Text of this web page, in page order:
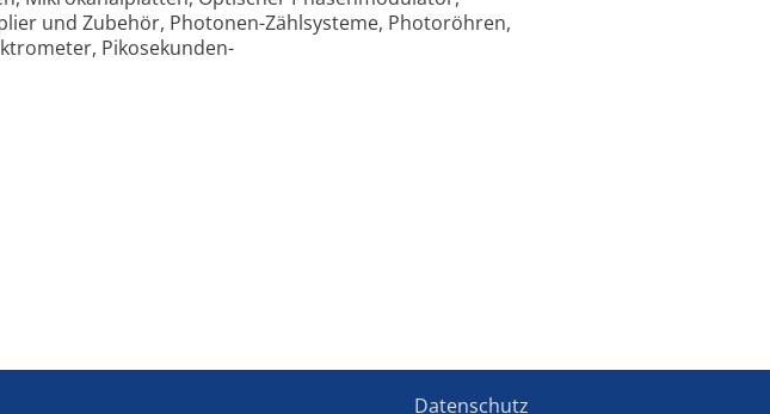
und Zubehör, Photonen-Zählsysteme, Photoröhren,
Pikosekunden-
Datenschutz